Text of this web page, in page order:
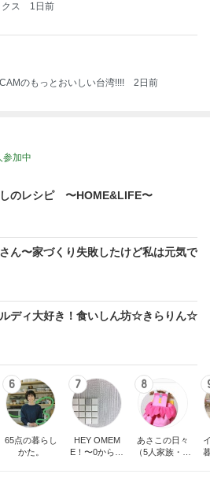
ス 1日前
のもっとおいしい台湾!!!! 2日前
参加中
のレシピ 〜HOME&LIFE〜
ん〜家づくり失敗したけど私は元気で
ルディ大好き！食いしん坊☆きらりん☆
6
65点の暮らし
かた。
7
HEY OMEM
E！〜0からの
8
あさこの日々
（5人家族・投